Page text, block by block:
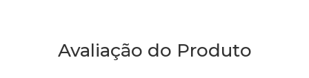
Avaliação do Produto